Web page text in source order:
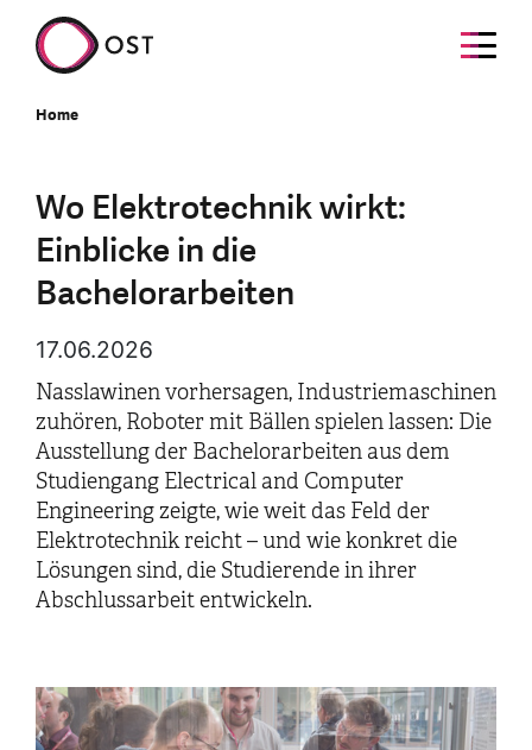
Home
Wo Elektrotechnik wirkt:
Einblicke in die
Bachelorarbeiten
17.06.2026
Nasslawinen vorhersagen, Industriemaschinen
zuhören, Roboter mit Bällen spielen lassen: Die
Ausstellung der Bachelorarbeiten aus dem
Studiengang Electrical and Computer
Engineering zeigte, wie weit das Feld der
Elektrotechnik reicht – und wie konkret die
Lösungen sind, die Studierende in ihrer
Abschlussarbeit entwickeln.